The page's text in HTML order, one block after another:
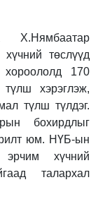
Х.Нямбаатар
хүчний төслүүд
хороололд 170
хэрэглэж,
түлш түлдэг.
бохирдлыг
юм. НҮБ-ын
эрчим хүчний
талархал